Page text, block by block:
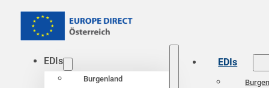
EDIs
Burgenland
EDIs